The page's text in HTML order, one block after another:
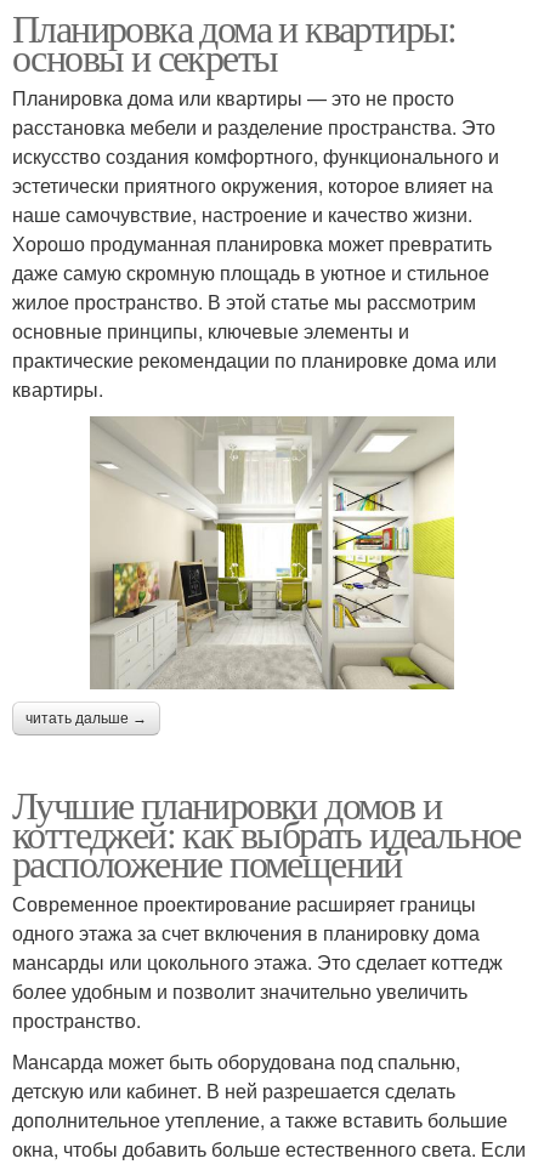
Планировка дома и квартиры:
основы и секреты
Планировка дома или квартиры — это не просто
расстановка мебели и разделение пространства. Это
искусство создания комфортного, функционального и
эстетически приятного окружения, которое влияет на
наше самочувствие, настроение и качество жизни.
Хорошо продуманная планировка может превратить
даже самую скромную площадь в уютное и стильное
жилое пространство. В этой статье мы рассмотрим
основные принципы, ключевые элементы и
практические рекомендации по планировке дома или
квартиры.
читать дальше →
Лучшие планировки домов и
коттеджей: как выбрать идеальное
расположение помещений
Современное проектирование расширяет границы
одного этажа за счет включения в планировку дома
мансарды или цокольного этажа. Это сделает коттедж
более удобным и позволит значительно увеличить
пространство.
Мансарда может быть оборудована под спальню,
детскую или кабинет. В ней разрешается сделать
дополнительное утепление, а также вставить большие
окна, чтобы добавить больше естественного света. Если